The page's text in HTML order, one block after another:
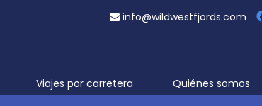
info@wildwestfjords.com
Viajes por carretera Quiénes somos